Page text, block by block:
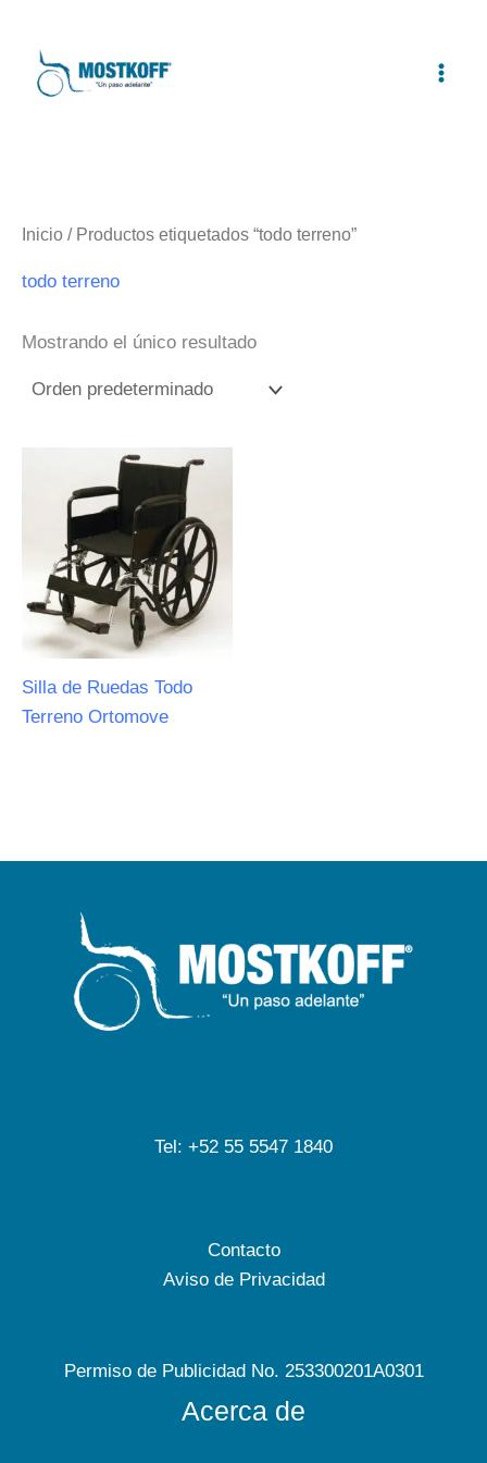
contenido
Inicio / Productos etiquetados “todo terreno”
todo terreno
Mostrando el único resultado
Silla de Ruedas Todo
Terreno Ortomove
Tel: +52 55 5547 1840
Contacto
Aviso de Privacidad
Permiso de Publicidad No. 253300201A0301
Acerca de